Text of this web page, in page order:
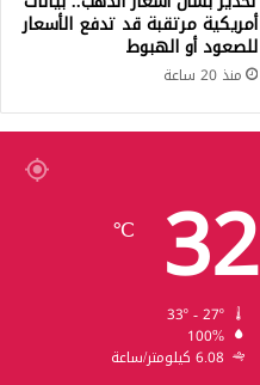
أمريكية مرتقبة قد تدفع الأسعار
للصعود أو الهبوط
منذ 20 ساعة
32
℃
100%
6.08 كيلومتر/ساعة